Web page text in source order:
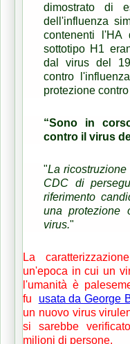
dimostrato di
dell'influenza
contenenti
sottotipo H1
dal virus del
contro
protezione
“Sono in
contro il virus
"La
CDC di
riferimento
una protezione
virus."
La
un'epoca in cui un
l'umanità è
fu usata da George
un nuovo virus
si sarebbe
milioni di persone.